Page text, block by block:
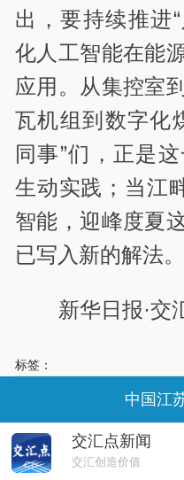
出，要持续推进
化人工智能在能
应用。从集控室
瓦机组到数字化
同事”们，正是
生动实践；当江
智能，迎峰度夏
已写入新的解法。
新华日报·交
标签：
交汇点新闻
交汇创造价值
中国江